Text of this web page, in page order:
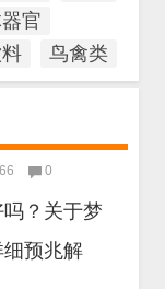
官
鸟禽类
66 0
？关于梦
预兆解